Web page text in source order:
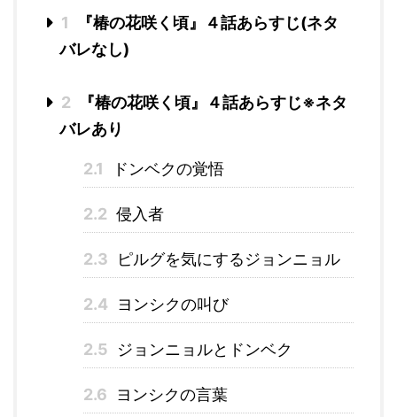
1
『椿の花咲く頃』４話あらすじ(ネタ
バレなし)
2
『椿の花咲く頃』４話あらすじ※ネタ
バレあり
2.1 ドンベクの覚悟
2.2 侵入者
2.3 ピルグを気にするジョンニョル
2.4 ヨンシクの叫び
2.5 ジョンニョルとドンベク
2.6 ヨンシクの言葉